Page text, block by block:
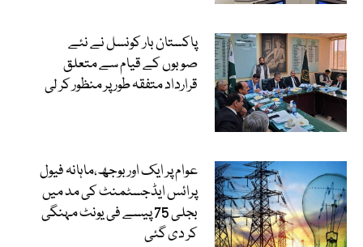
پاکستان بار کونسل نے نئے
صوبوں کے قیام سے متعلق
قرارداد متفقہ طور پر منظور کر لی
عوام پر ایک اور بوجھ،ماہانہ فیول
پرائس ایڈجسٹمنٹ کی مد میں
بجلی 75 پیسے فی یونٹ مہنگی
کر دی گئی